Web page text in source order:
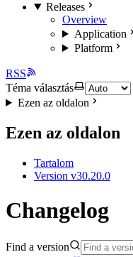
Releases
Overview
Application
Platform
RSS
Téma választás
Ezen az oldalon
Ezen az oldalon
Tartalom
Version v30.20.0
Changelog
Find a version